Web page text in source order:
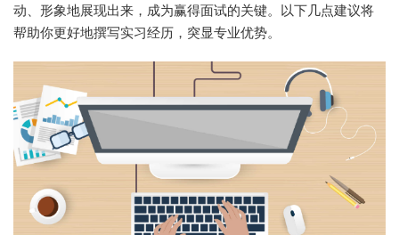
动、形象地展现出来，成为赢得面试的关键。以下几点建议将
帮助你更好地撰写实习经历，突显专业优势。